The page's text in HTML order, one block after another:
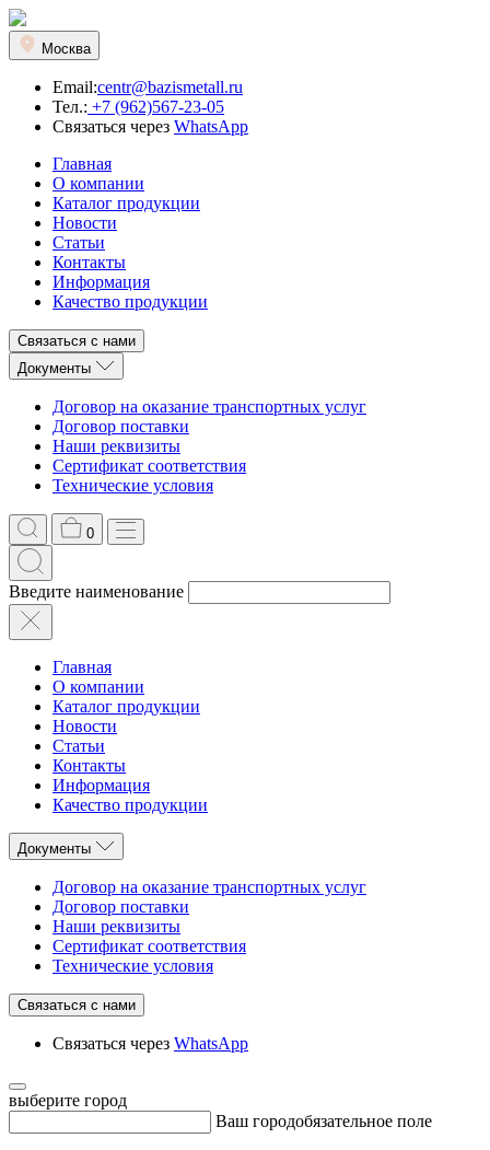
Москва
Email:centr@bazismetall.ru
Тел.: +7 (962)567-23-05
Связаться через WhatsApp
Главная
О компании
Каталог продукции
Новости
Статьи
Контакты
Информация
Качество продукции
Связаться с нами
Документы
Договор на оказание транспортных услуг
Договор поставки
Наши реквизиты
Сертификат соответствия
Технические условия
0
Введите наименование
Главная
О компании
Каталог продукции
Новости
Статьи
Контакты
Информация
Качество продукции
Документы
Договор на оказание транспортных услуг
Договор поставки
Наши реквизиты
Сертификат соответствия
Технические условия
Связаться с нами
Связаться через WhatsApp
выберите город
Ваш городобязательное поле